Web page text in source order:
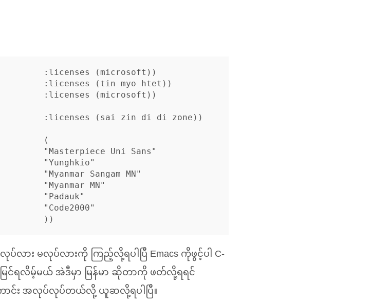
:licenses (microsoft))
:licenses (tin myo htet))
:licenses (microsoft))
:licenses (sai zin di di zone))
(
ပ်လား မလုပ်လားကို ကြည့်လို့ရပါပြီ Emacs ကိုဖွင့်ပါ C-
မြင်ရလိမ့်မယ် အဲဒီမှာ မြန်မာ ဆိုတာကို ဖတ်လို့ရရင်
ာင်း အလုပ်လုပ်တယ်လို့ ယူဆလို့ရပါပြီ။